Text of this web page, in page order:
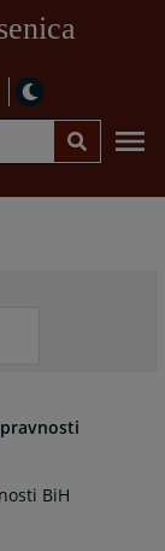
BiH